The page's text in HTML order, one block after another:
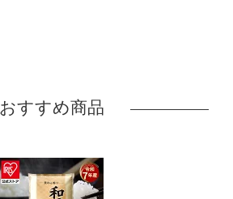
おすすめ商品